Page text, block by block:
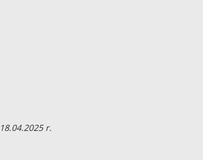
r.
(piątek) Urząd Gminy w Gręboszowie będzie